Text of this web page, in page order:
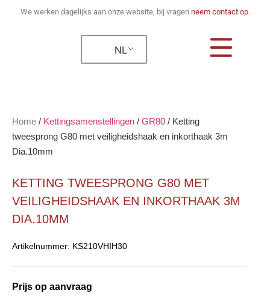
We werken dagelijks aan onze website, bij vragen neem contact op.
NL
Home / Kettingsamenstellingen / GR80 / Ketting
tweesprong G80 met veiligheidshaak en inkorthaak 3m
Dia.10mm
KETTING TWEESPRONG G80 MET
VEILIGHEIDSHAAK EN INKORTHAAK 3M
DIA.10MM
Artikelnummer: KS210VHIH30
Prijs op aanvraag